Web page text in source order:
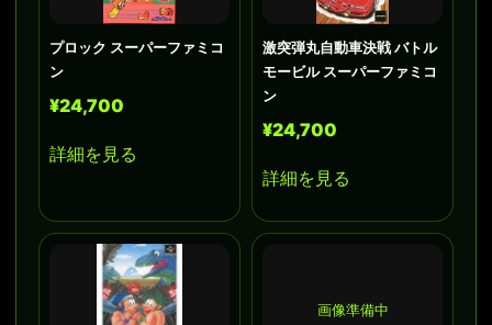
プロック スーパーファミコ
ン
¥24,700
詳細を見る
激突弾丸自動車決戦 バトル
モービル スーパーファミコ
ン
¥24,700
詳細を見る
画像準備中